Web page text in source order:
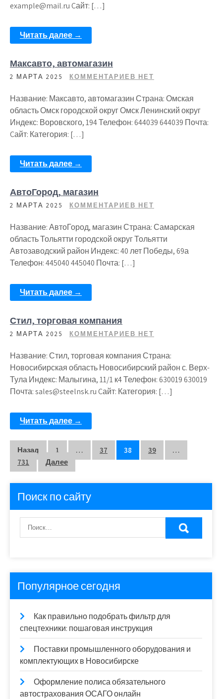
example@mail.ru Cайт: […]
Читать далее →
Максавто, автомагазин
2 МАРТА 2025 КОММЕНТАРИЕВ НЕТ
Название: Максавто, автомагазин Страна: Омская
область Омск городской округ Омск Ленинский округ
Индекс: Воровского, 194 Телефон: 644039 644039 Почта:
Cайт: Категория: […]
Читать далее →
АвтоГород, магазин
2 МАРТА 2025 КОММЕНТАРИЕВ НЕТ
Название: АвтоГород, магазин Страна: Самарская
область Тольятти городской округ Тольятти
Автозаводский район Индекс: 40 лет Победы, 69а
Телефон: 445040 445040 Почта: […]
Читать далее →
Стил, торговая компания
2 МАРТА 2025 КОММЕНТАРИЕВ НЕТ
Название: Стил, торговая компания Страна:
Новосибирская область Новосибирский район с. Верх-
Тула Индекс: Малыгина, 11/1 к4 Телефон: 630019 630019
Почта: sales@steelnsk.ru Cайт: Категория: […]
Читать далее →
Пагинация
записей
Назад 1 … 37 38 39
…
731
Далее
Поиск по сайту
Популярное сегодня
Как правильно подобрать фильтр для
спецтехники: пошаговая инструкция
Поставки промышленного оборудования и
комплектующих в Новосибирске
Оформление полиса обязательного
автострахования ОСАГО онлайн